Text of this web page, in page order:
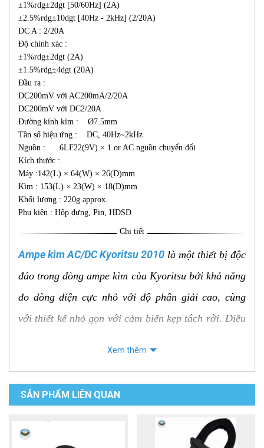
±1%rdg±2dgt [50/60Hz] (2A)
±2.5%rdg±10dgt [40Hz - 2kHz] (2/20A)
DC A : 2/20A
Độ chính xác :
±1%rdg±2dgt (2A)
±1.5%rdg±4dgt (20A)
Đầu ra :
DC200mV với AC200mA/2/20A
DC200mV với DC2/20A
Đường kính kìm : Ø7.5mm
Tần số hiệu ứng : DC, 40Hz~2kHz
Nguồn : 6LF22(9V) × 1 or AC nguồn chuyển đổi
Kích thước :
Máy :142(L) × 64(W) × 26(D)mm
Kìm : 153(L) × 23(W) × 18(D)mm
Khối lượng : 220g approx.
Phụ kiện : Hộp đựng, Pin, HDSD
Chi tiết
Ampe kìm AC/DC Kyoritsu 2010 là một thiết bị độc
đáo trong dòng ampe kìm của Kyoritsu bởi khả năng
đo dòng điện cực nhỏ với độ phân giải cao, cùng
với thiết kế nhỏ gọn với cảm biến kẹp tách rời. Điều
nơi có không gian chật hẹp, khó tiếp cận.
Đặc điểm nổi bật
Khả năng đo dòng AC/DC độ nhạy cao:
Xem thêm
SẢN PHẨM LIÊN QUAN